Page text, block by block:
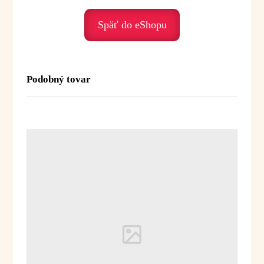
• únavu – jemne povzbudzuje
Duchovné posolstvo:
a uvoľnenia. Pomáha nám pustiť napätie, otvoriť
sa životu a vrátiť sa k prirodzenej radosti.
3–5 kvapiek (zmiešať s olejom, medom
Späť do eShopu
Podobný tovar